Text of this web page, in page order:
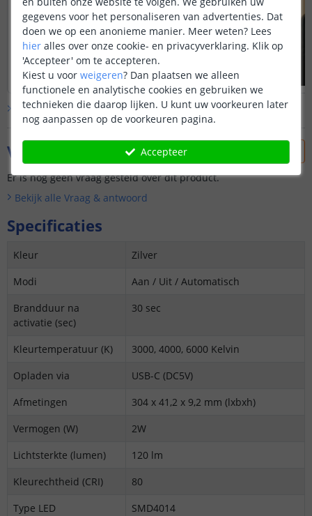
Bekijk alleklantfoto’s
Vraag & antwoord
Er is nog geen vraag gesteld over dit product.
Bekijk alle Vraag & antwoord
Specificaties
Kleur
Zilver
Modi
Aan / Uit / Automatisch
Brandduur na
activatie (sec)
30 sec
Kleurtemperatuur (K)
3000, 4000, 6000 Kelvin
Opladen via
USB-C (DC5V)
Afmetingen
304 x 41,2 x 9,2 mm (lxbxh)
Vermogen (W)
2W
Lichtsterkte (lumen)
120 lm
Kleurechtheid (CRI)
80
Type LED
SMD4014
gegevens voor het personaliseren van advertenties. Dat
doen we op een anonieme manier. Meer weten? Lees
hier alles over onze cookie- en privacyverklaring. Klik op
'Accepteer' om te accepteren.
Kiest u voor weigeren? Dan plaatsen we alleen
functionele en analytische cookies en gebruiken we
technieken die daarop lijken. U kunt uw voorkeuren later
nog aanpassen op de voorkeuren pagina.
Accepteer